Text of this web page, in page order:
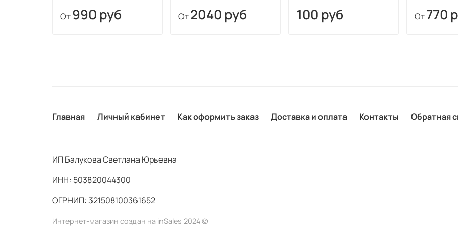
От990 руб От2040 руб 100 руб От770
Главная Личный кабинет Как оформить заказ Доставка и оплата Контакты Обратная
ИП Балукова Светлана Юрьевна
ИНН: 503820044300
ОГРНИП: 321508100361652
Интернет-магазин создан на inSales 2024 ©